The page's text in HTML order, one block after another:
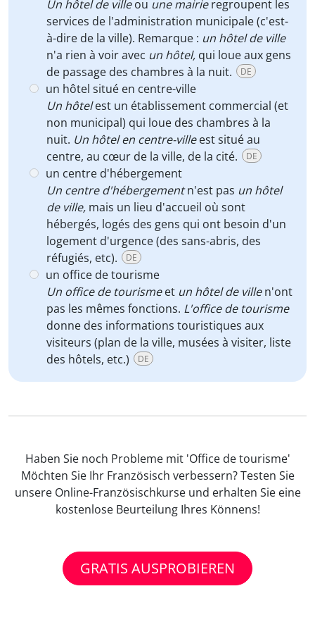
Un hôtel de villeou une mairieregroupent les
services de l'administration municipale (c'est-
à-dire de la ville). Remarque : un hôtel de ville
n'a rien à voir avec un hôtel, qui loue aux gens
de passage des chambres à la nuit.
DE
un hôtel situé en centre-ville
Un hôtelest un établissement commercial (et
non municipal) qui loue des chambres à la
nuit. Un hôtel en centre-villeest situé au
centre, au cœur de la ville, de la cité.
DE
un centre d'hébergement
Un centre d'hébergementn'est pas un hôtel
de ville, mais un lieu d'accueil où sont
hébergés, logés des gens qui ont besoin d'un
logement d'urgence (des sans-abris, des
réfugiés, etc).
DE
un office de tourisme
Un office de tourismeet un hôtel de villen'ont
pas les mêmes fonctions. L'office de tourisme
donne des informations touristiques aux
visiteurs (plan de la ville, musées à visiter, liste
des hôtels, etc.)
DE
Haben Sie noch Probleme mit 'Office de tourisme'
Möchten Sie Ihr Französisch verbessern? Testen Sie
unsere Online-Französischkurse und erhalten Sie eine
kostenlose Beurteilung Ihres Könnens!
GRATIS AUSPROBIEREN